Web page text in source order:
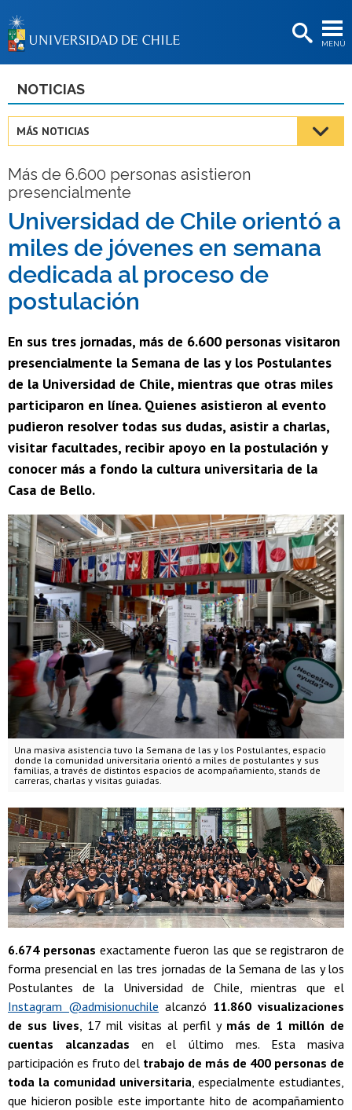
MENÚ
BIBLIOTECAS
Estudiantes
Académicas/os
Funcionarias/os
Egresadas/os
NOTICIAS
MÁS NOTICIAS
Más de 6.600 personas asistieron
presencialmente
Universidad de Chile orientó a
miles de jóvenes en semana
dedicada al proceso de
postulación
En sus tres jornadas, más de 6.600 personas visitaron
presencialmente la Semana de las y los Postulantes
de la Universidad de Chile, mientras que otras miles
participaron en línea. Quienes asistieron al evento
pudieron resolver todas sus dudas, asistir a charlas,
visitar facultades, recibir apoyo en la postulación y
conocer más a fondo la cultura universitaria de la
Casa de Bello.
Una masiva asistencia tuvo la Semana de las y los Postulantes, espacio
donde la comunidad universitaria orientó a miles de postulantes y sus
familias, a través de distintos espacios de acompañamiento, stands de
carreras, charlas y visitas guiadas.
6.674 personas exactamente fueron las que se registraron de
forma presencial en las tres jornadas de la Semana de las y los
Postulantes de la Universidad de Chile, mientras que el
Instagram @admisionuchile alcanzó 11.860 visualizaciones
de sus lives , 17 mil visitas al perfil y más de 1 millón de
cuentas alcanzadas en el último mes. Esta masiva
participación es fruto del trabajo de más de 400 personas de
toda la comunidad universitaria , especialmente estudiantes,
que hicieron posible este importante hito de acompañamiento